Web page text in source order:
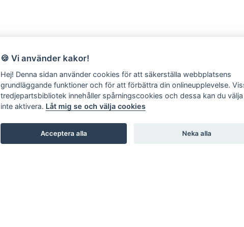
🍪 Vi använder kakor!
Hej! Denna sidan använder cookies för att säkerställa webbplatsens
grundläggande funktioner och för att förbättra din onlineupplevelse.
tredjepartsbibliotek innehåller spårningscookies och dessa kan du
inte aktivera. Låt mig se och välja cookies
Acceptera alla Neka alla